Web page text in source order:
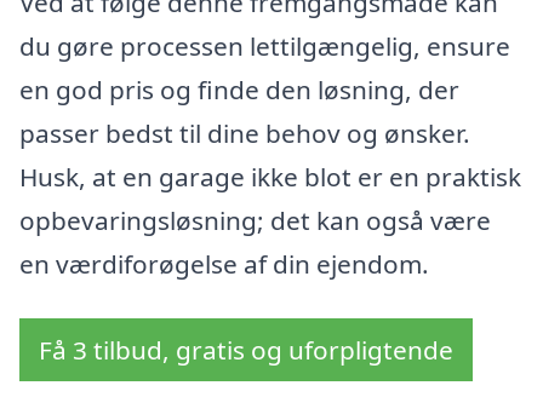
du gøre processen lettilgængelig, ensure
en god pris og finde den løsning, der
passer bedst til dine behov og ønsker.
Husk, at en garage ikke blot er en praktisk
opbevaringsløsning; det kan også være
en værdiforøgelse af din ejendom.
Få 3 tilbud, gratis og uforpligtende